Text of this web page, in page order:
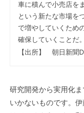
車に積んで小売店を
という新たな市場を
で増やしていくため
確保していくことだ。
【出所】 朝日新聞
研究開発から実用化
いかないものです。